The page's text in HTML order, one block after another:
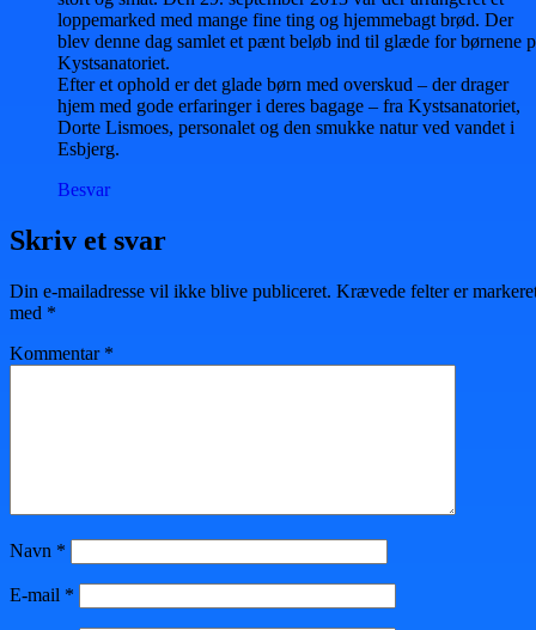
loppemarked med mange fine ting og hjemmebagt brød. Der
blev denne dag samlet et pænt beløb ind til glæde for børnene
Kystsanatoriet.
Efter et ophold er det glade børn med overskud – der drager
hjem med gode erfaringer i deres bagage – fra Kystsanatoriet,
Dorte Lismoes, personalet og den smukke natur ved vandet i
Esbjerg.
Besvar
Skriv et svar
Din e-mailadresse vil ikke blive publiceret. Krævede felter er
med *
Kommentar *
Navn *
E-mail *